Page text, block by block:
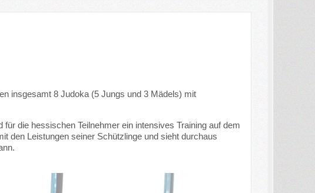
insgesamt 8 Judoka (5 Jungs und 3 Mädels) mit
die hessischen Teilnehmer ein intensives Training auf dem
den Leistungen seiner Schützlinge und sieht durchaus